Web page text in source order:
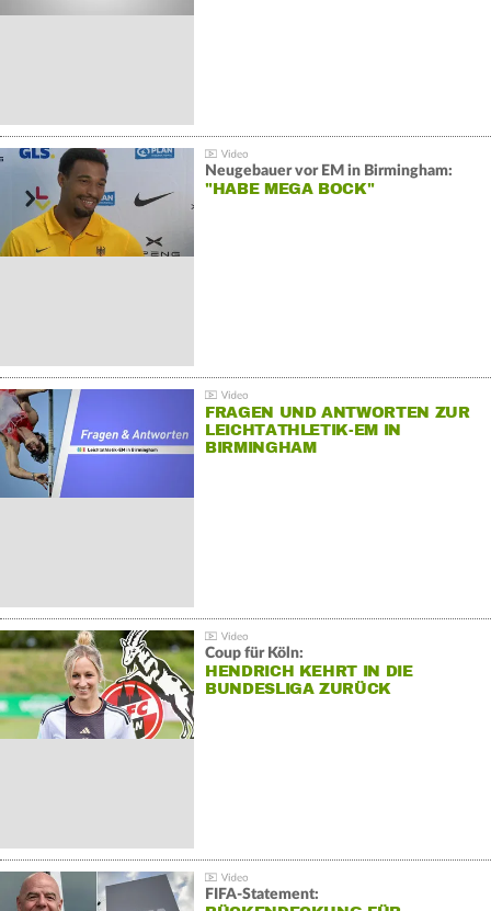
Neugebauer vor EM in Birmingham:
"HABE MEGA BOCK"
FRAGEN UND ANTWORTEN ZUR
LEICHTATHLETIK-EM IN
BIRMINGHAM
Coup für Köln:
HENDRICH KEHRT IN DIE
BUNDESLIGA ZURÜCK
FIFA-Statement: